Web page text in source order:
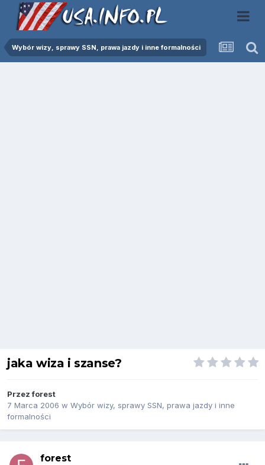
Wybór wizy, sprawy SSN, prawa jazdy i inne formalności
jaka wiza i szanse?
Przezforest
7 Marca 2006 w Wybór wizy, sprawy SSN, prawa jazdy i inne
formalności
forest